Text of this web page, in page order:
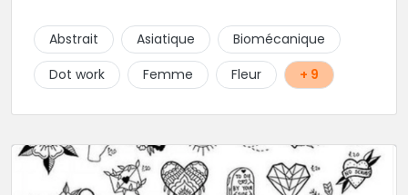
choix de bijoux et uniquement dans des matières
biocompatibles! Vous le trouverez à Saint-Gilles les
Bains...les doigts de pieds en éventail...
Abstrait Asiatique
Biomécanique
Dot work
Femme Fleur + 9